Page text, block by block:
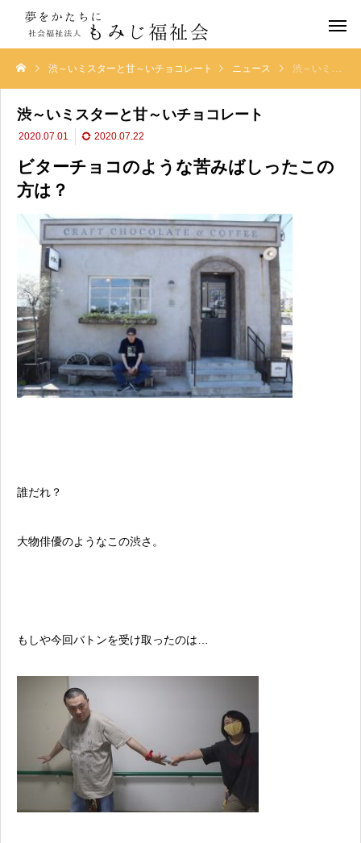
渋～いミスターと甘～いチョコレート ニュース 渋～いミスターと甘～いチョコレート
渋～いミスターと甘～いチョコレート
2020.07.01 2020.07.22
ビターチョコのような苦みばしったこの
方は？
誰だれ？
大物俳優のようなこの渋さ。
もしや今回バトンを受け取ったのは…